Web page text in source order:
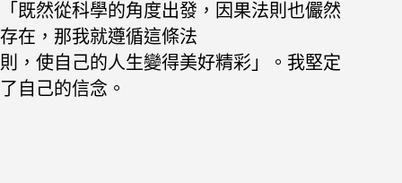
「既然從科學的角度出發，因果法則也儼然
存在，那我就遵循這條法
則，使自己的人生變得美好精彩」。我堅定
了自己的信念。